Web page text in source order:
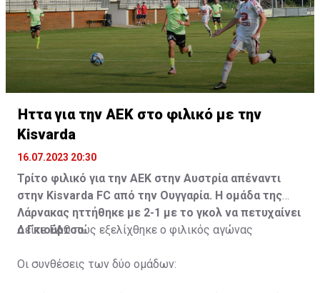
Ήττα για την ΑΕΚ στο φιλικό με την
Kisvarda
16.07.2023 20:30
Τρίτο φιλικό για την ΑΕΚ στην Αυστρία απέναντι
στην Kisvarda FC από την Ουγγαρία. Η ομάδα της
Λάρνακας ηττήθηκε με 2-1 με το γκολ να πετυχαίνει
ο Γκιούρτσο.
ΔείτεΕΔΩπώς εξελίχθηκε ο φιλικός αγώνας
Οι συνθέσεις των δύο ομάδων: